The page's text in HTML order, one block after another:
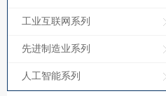
工业互联网系列
先进制造业系列
人工智能系列